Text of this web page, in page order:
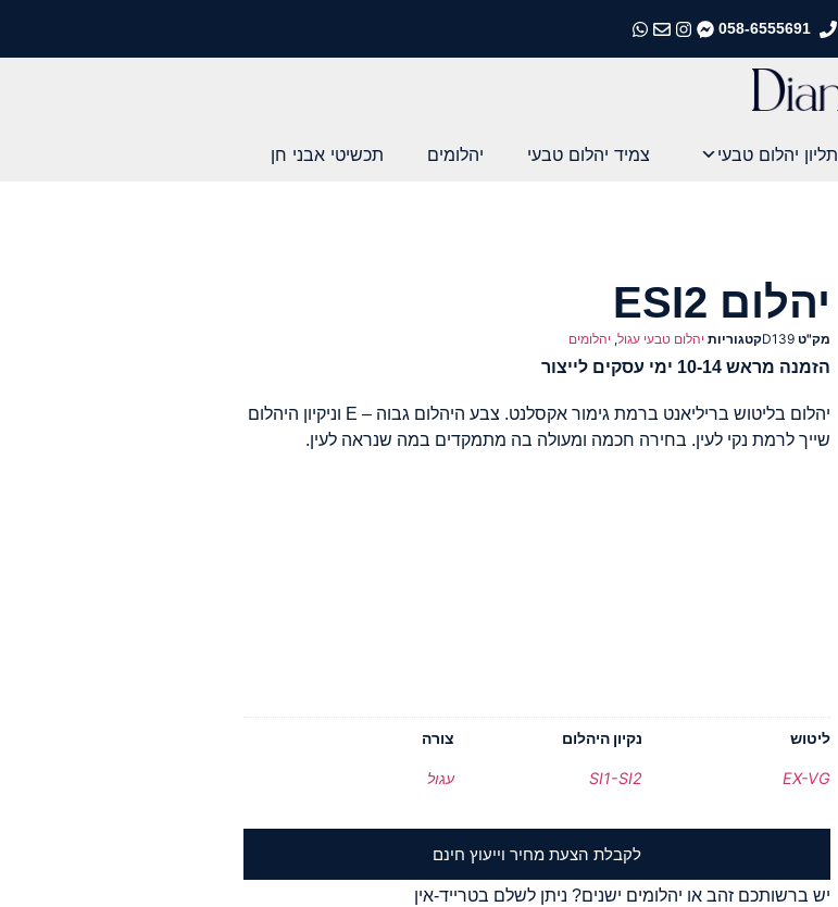
058-6555691
התקשרו אלינו
התקשרו אלינו
התקשרו אלינו
התקשרו אלינו
תליון יהלום טבעי צמיד יהלום טבעי יהלומים תכשיטי אבני חן
יהלום ESI2
מק"ט D139קטגוריות יהלום טבעי עגול, יהלומים
הזמנה מראש 10-14 ימי עסקים לייצור
יהלום בליטוש בריליאנט ברמת גימור אקסלנט. צבע היהלום גבוה – E וניקיון היהלום
שייך לרמת נקי לעין. בחירה חכמה ומעולה בה מתמקדים במה שנראה לעין.
ליטוש
EX-VG
נקיון היהלום
SI1-SI2
צורה
עגול
לקבלת הצעת מחיר וייעוץ חינם
יש ברשותכם זהב או יהלומים ישנים? ניתן לשלם בטרייד-אין